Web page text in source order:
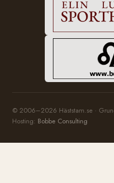
© 2006–2026 Häststam.se ·
Hosting: Bobbe Consulting